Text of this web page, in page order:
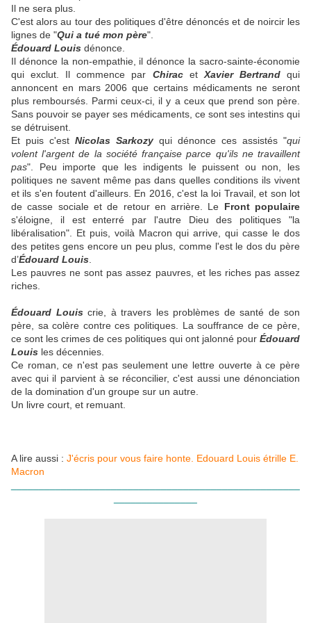
Il ne sera plus.
C'est alors au tour des politiques d'être dénoncés et de noircir les
lignes de "Qui a tué mon père".
Édouard Louis dénonce.
Il dénonce la non-empathie, il dénonce la sacro-sainte-économie
qui exclut. Il commence par Chiracet Xavier Bertrandqui
annoncent en mars 2006 que certains médicaments ne seront
plus remboursés. Parmi ceux-ci, il y a ceux que prend son père.
Sans pouvoir se payer ses médicaments, ce sont ses intestins qui
se détruisent.
Et puis c'est Nicolas Sarkozy qui dénonce ces assistés "qui
volent l'argent de la société française parce qu'ils ne travaillent
pas". Peu importe que les indigents le puissent ou non, les
politiques ne savent même pas dans quelles conditions ils vivent
et ils s'en foutent d'ailleurs. En 2016, c'est la loi Travail, et son lot
de casse sociale et de retour en arrière. Le Front populaire
s'éloigne, il est enterré par l'autre Dieu des politiques "la
libéralisation". Et puis, voilà Macron qui arrive, qui casse le dos
des petites gens encore un peu plus, comme l'est le dos du père
d’Édouard Louis
Les pauvres ne sont pas assez pauvres, et les riches pas assez
riches.
Édouard Louiscrie, à travers les problèmes de santé de son
père, sa colère contre ces politiques. La souffrance de ce père,
ce sont les crimes de ces politiques qui ont jalonné pour Édouard
Louis les décennies.
Ce roman, ce n'est pas seulement une lettre ouverte à ce père
avec qui il parvient à se réconcilier, c'est aussi une dénonciation
de la domination d'un groupe sur un autre.
Un livre court, et remuant.
A lire aussi : J'écris pour vous faire honte. Edouard Louis étrille E.
Macron